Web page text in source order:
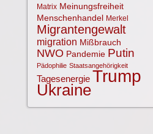
Matrix Meinungsfreiheit
Menschenhandel Merkel
Migrantengewalt
migration Mißbrauch
NWO Pandemie Putin
Pädophilie Staatsangehörigkeit
Tagesenergie Trump
Ukraine